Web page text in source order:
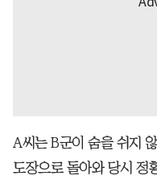
A씨는 B군이 숨을 쉬지
도장으로 돌아와 당시 정